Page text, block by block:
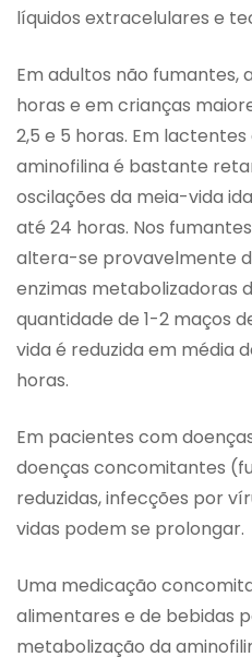
líquidos extracelulares e
Em adultos não fumantes,
horas e em crianças
2,5 e 5 horas. Em
aminofilina é bastante
oscilações da meia-vida
até 24 horas. Nos
altera-se provavelmente
enzimas metabolizadoras
quantidade de 1-2 maços
vida é reduzida em média
horas.
Em pacientes com
doenças concomitantes
reduzidas, infecções por
vidas podem se prolongar.
Uma medicação
alimentares e de bebidas
metabolização da